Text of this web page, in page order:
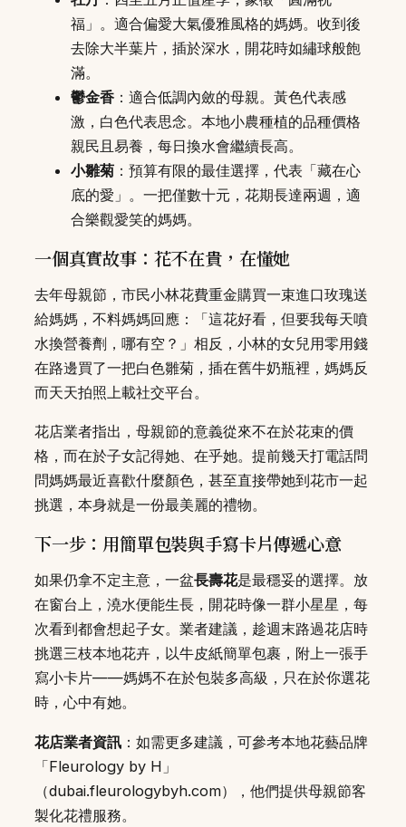
福」。適合偏愛大氣優雅風格的媽媽。收到後
去除大半葉片，插於深水，開花時如繡球般飽
滿。
鬱金香 ：適合低調內斂的母親。黃色代表感
激，白色代表思念。本地小農種植的品種價格
親民且易養，每日換水會繼續長高。
小雛菊 ：預算有限的最佳選擇，代表「藏在心
底的愛」。一把僅數十元，花期長達兩週，適
合樂觀愛笑的媽媽。
一個真實故事：花不在貴，在懂她
去年母親節，市民小林花費重金購買一束進口玫瑰送
給媽媽，不料媽媽回應：「這花好看，但要我每天噴
水換營養劑，哪有空？」相反，小林的女兒用零用錢
在路邊買了一把白色雛菊，插在舊牛奶瓶裡，媽媽反
而天天拍照上載社交平台。
花店業者指出，母親節的意義從來不在於花束的價
格，而在於子女記得她、在乎她。提前幾天打電話問
問媽媽最近喜歡什麼顏色，甚至直接帶她到花市一起
挑選，本身就是一份最美麗的禮物。
下一步：用簡單包裝與手寫卡片傳遞心意
如果仍拿不定主意，一盆長壽花是最穩妥的選擇。放
在窗台上，澆水便能生長，開花時像一群小星星，每
次看到都會想起子女。業者建議，趁週末路過花店時
挑選三枝本地花卉，以牛皮紙簡單包裹，附上一張手
寫小卡片——媽媽不在於包裝多高級，只在於你選花
時，心中有她。
花店業者資訊 ：如需更多建議，可參考本地花藝品牌
「Fleurology by H」
（dubai.fleurologybyh.com），他們提供母親節客
製化花禮服務。